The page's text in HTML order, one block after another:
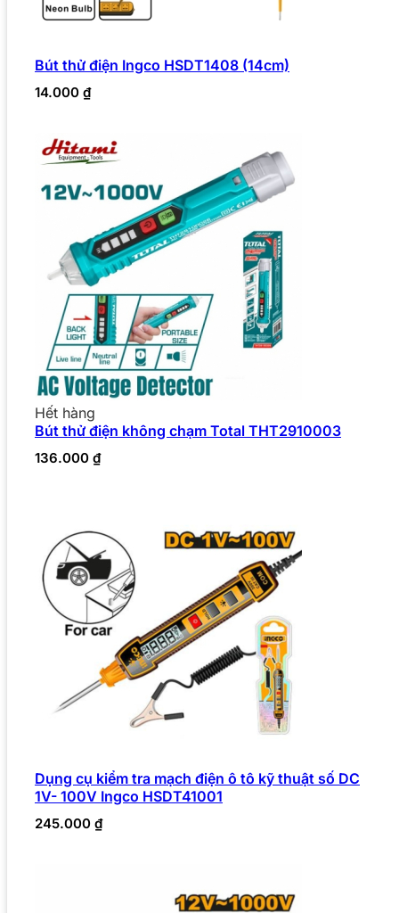
Bút thử điện Ingco HSDT1408 (14cm)
14.000 ₫
Hết hàng
Bút thử điện không chạm Total THT2910003
136.000 ₫
Dụng cụ kiểm tra mạch điện ô tô kỹ thuật số DC
1V- 100V Ingco HSDT41001
245.000 ₫